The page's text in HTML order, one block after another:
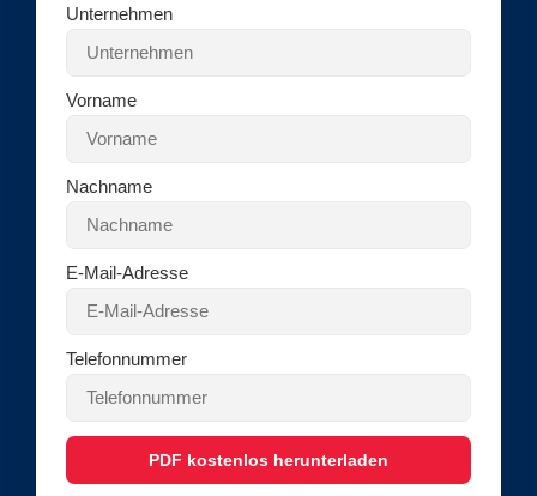
Unternehmen
Vorname
Nachname
E-Mail-Adresse
Telefonnummer
PDF kostenlos herunterladen